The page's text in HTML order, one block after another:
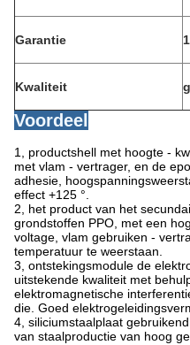
Garantie
Kwaliteit
Voordeel
1, productshell met hoogte -
met vlam - vertrager, en de
adhesie,
effect +125 °.
2, het product van het
grondstoffen PPO, met een
voltage, vlam gebruiken -
temperatuur te weerstaan.
3, ontstekingsmodule de
uitstekende kwaliteit met
elektromagnetische
die. Goed
4, siliciumstaalplaat
van staalproductie van hoog